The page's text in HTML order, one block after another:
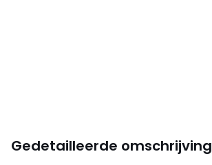
Gedetailleerde omschrijving